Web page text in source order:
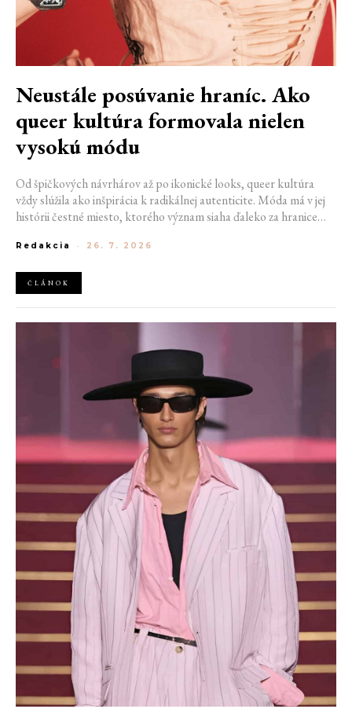
Neustále posúvanie hraníc. Ako
queer kultúra formovala nielen
vysokú módu
Od špičkových návrhárov až po ikonické looks, queer kultúra
vždy slúžila ako inšpirácia k radikálnej autenticite. Móda má v jej
histórii čestné miesto, ktorého význam siaha ďaleko za hranice
postihom a nebezpečenstvu, fungovalo práve oblečenie ako tichý
jeden druhého a vďaka veľkolepej ballroom scéne mali aj ľudia na
okraji spoločnosti priestor zažiariť na mólach. Ako sa queer
Redakcia - 26. 7. 2026
ČLÁNOK